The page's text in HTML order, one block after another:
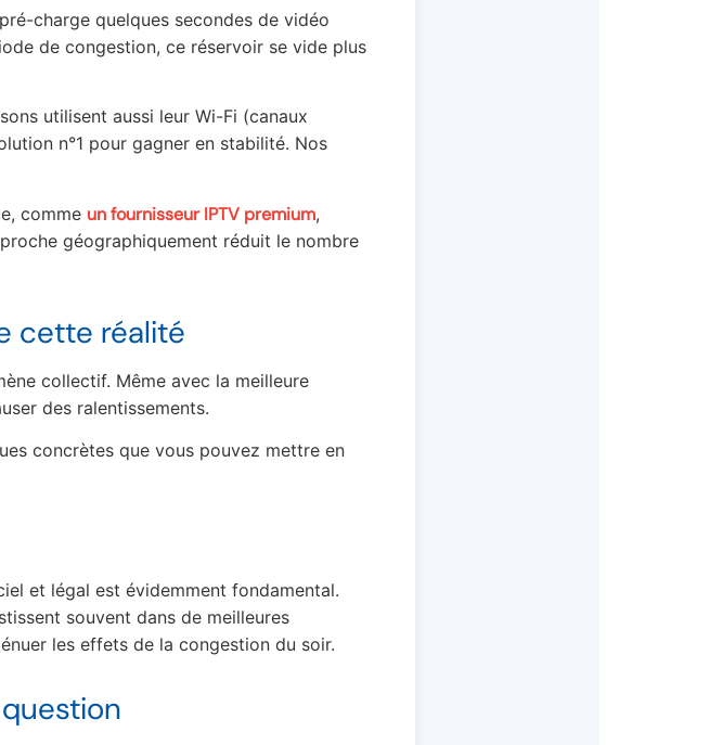
charge quelques secondes de vidéo
de congestion, ce réservoir se vide plus
utilisent aussi leur Wi-Fi (canaux
n°1 pour gagner en stabilité. Nos
comme un fournisseur IPTV premium,
géographiquement réduit le nombre
cette réalité
collectif. Même avec la meilleure
des ralentissements.
concrètes que vous pouvez mettre en
et légal est évidemment fondamental.
souvent dans de meilleures
les effets de la congestion du soir.